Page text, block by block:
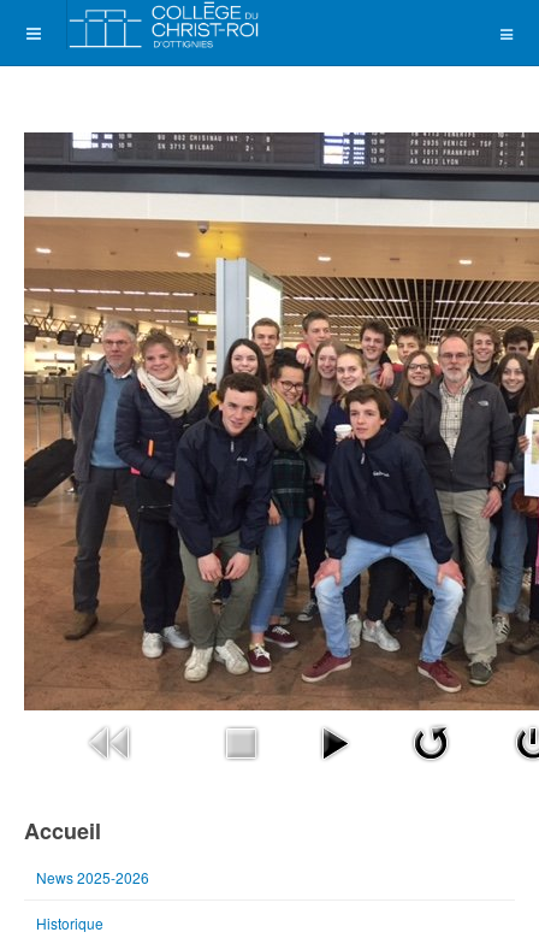
Accueil
News 2025-2026
Historique